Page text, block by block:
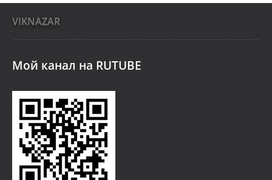
VIKNAZAR
Мой канал на RUTUBE